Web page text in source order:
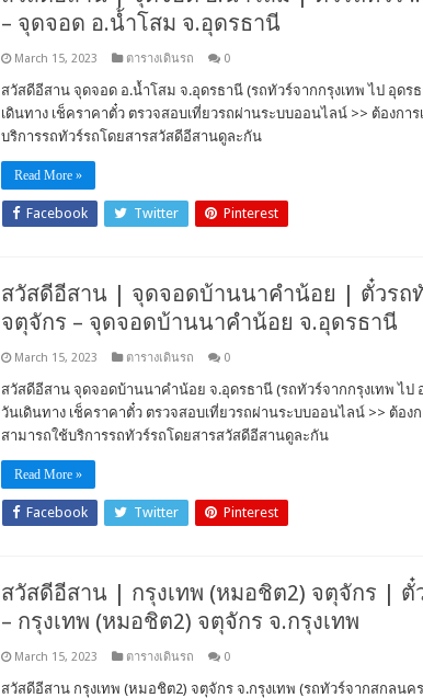
– จุดจอด อ.น้ำโสม จ.อุดรธานี
March 15, 2023 ตารางเดินรถ 0
สวัสดีอีสาน จุดจอด อ.น้ำโสม จ.อุดรธานี (รถทัวร์จากกรุงเทพ ไป อุดร
เดินทาง เช็คราคาตั๋ว ตรวจสอบเที่ยวรถผ่านระบบออนไลน์ >> ต้องกา
บริการรถทัวร์รถโดยสารสวัสดีอีสานดูละกัน
Read More »
Facebook Twitter Pinterest
สวัสดีอีสาน | จุดจอดบ้านนาคำน้อย | ตั๋วรถทั
จตุจักร – จุดจอดบ้านนาคำน้อย จ.อุดรธานี
March 15, 2023 ตารางเดินรถ 0
สวัสดีอีสาน จุดจอดบ้านนาคำน้อย จ.อุดรธานี (รถทัวร์จากกรุงเทพ ไป
วันเดินทาง เช็คราคาตั๋ว ตรวจสอบเที่ยวรถผ่านระบบออนไลน์ >> ต้อ
สามารถใช้บริการรถทัวร์รถโดยสารสวัสดีอีสานดูละกัน
Read More »
Facebook Twitter Pinterest
สวัสดีอีสาน | กรุงเทพ (หมอชิต2) จตุจักร | ตั๋
– กรุงเทพ (หมอชิต2) จตุจักร จ.กรุงเทพ
March 15, 2023 ตารางเดินรถ 0
สวัสดีอีสาน กรุงเทพ (หมอชิต2) จตุจักร จ.กรุงเทพ (รถทัวร์จากสกลนค